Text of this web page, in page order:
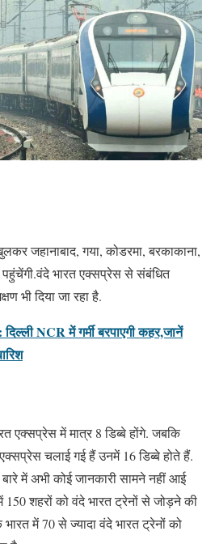
जहानाबाद, गया, कोडरमा, बरकाकाना,
पहुंचेंगी.वंदे भारत एक्सप्रेस से संबंधित
भी दिया जा रहा है.
NCR में गर्मी बरपाएगी कहर,जानें
एक्सप्रेस में मात्र 8 डिब्बे होंगे. जबकि
चलाई गई हैं उनमें 16 डिब्बे होते हैं.
में अभी कोई जानकारी सामने नहीं आई
शहरों को वंदे भारत ट्रेनों से जोड़ने की
में 70 से ज्यादा वंदे भारत ट्रेनों को